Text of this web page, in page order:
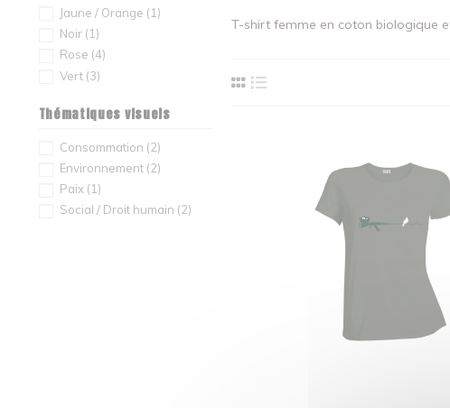
T-shirt femme en coton biologique
Jaune / Orange (1)
Noir (1)
Rose (4)
Vert (3)
Thématiques visuels
Consommation (2)
Environnement (2)
Paix (1)
Social / Droit humain (2)